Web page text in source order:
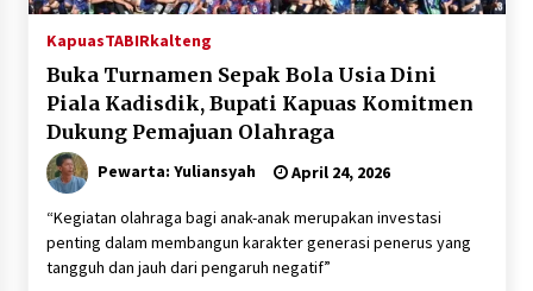
KapuasTABIRkalteng
Buka Turnamen Sepak Bola Usia Dini
Piala Kadisdik, Bupati Kapuas Komitmen
Dukung Pemajuan Olahraga
Pewarta: Yuliansyah April 24, 2026
“Kegiatan olahraga bagi anak-anak merupakan investasi
penting dalam membangun karakter generasi penerus yang
tangguh dan jauh dari pengaruh negatif”